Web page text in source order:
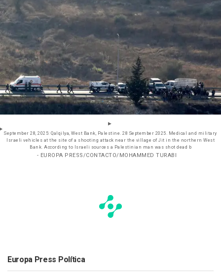
September 28, 2025: Qalqilya, West Bank, Palestine. 28 September 2025. Medical and military
Israeli vehicles at the site of a shooting attack near the village of Jit in the northern West
Bank. According to Israeli sources a Palestinian man was shot dead b
- EUROPA PRESS/CONTACTO/MOHAMMED TURABI
Europa Press Política